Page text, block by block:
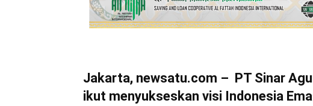
Jakarta, newsatu.com – PT Sinar
ikut menyukseskan visi Indonesia